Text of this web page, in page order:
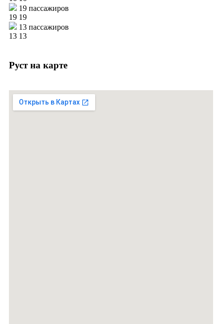
19 пассажиров
19 19
13 пассажиров
13 13
Руст на карте